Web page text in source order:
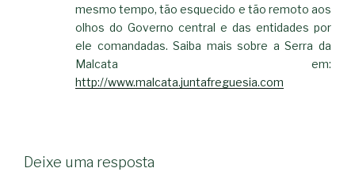
mesmo tempo, tão esquecido e tão remoto aos
olhos do Governo central e das entidades por
ele comandadas. Saiba mais sobre a Serra da
Malcata em:
http://www.malcata.juntafreguesia.com
Deixe uma resposta